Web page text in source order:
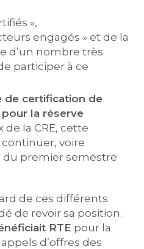
»,
engagés » et de la
d’un nombre très
participer à ce
de certification de
la réserve
de la CRE, cette
voire
du premier semestre
de ces différents
de revoir sa position.
RTE pour la
d’offres des